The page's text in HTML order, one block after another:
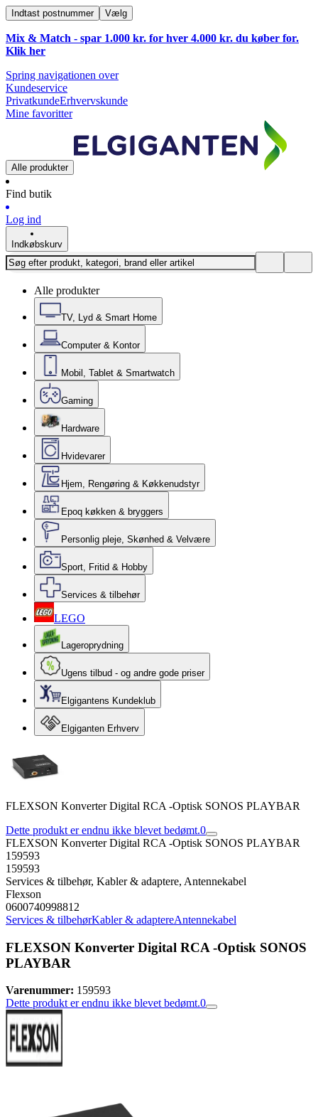
Indtast postnummer Vælg
Mix & Match - spar 1.000 kr. for hver 4.000 kr. du køber for.
Klik her
Spring navigationen over
Kundeservice
PrivatkundeErhvervskunde
Mine favoritter
Alle produkter
Find butik
Log ind
Indkøbskurv
Alle produkter
TV, Lyd & Smart Home
Computer & Kontor
Mobil, Tablet & Smartwatch
Gaming
Hardware
Hvidevarer
Hjem, Rengøring & Køkkenudstyr
Epoq køkken & bryggers
Personlig pleje, Skønhed & Velvære
Sport, Fritid & Hobby
Services & tilbehør
LEGO
Lageroprydning
Ugens tilbud - og andre gode priser
Elgigantens Kundeklub
Elgiganten Erhverv
FLEXSON Konverter Digital RCA -Optisk SONOS PLAYBAR
Dette produkt er endnu ikke blevet bedømt.0
FLEXSON Konverter Digital RCA -Optisk SONOS PLAYBAR
159593
159593
Services & tilbehør, Kabler & adaptere, Antennekabel
Flexson
0600740998812
Services & tilbehørKabler & adaptereAntennekabel
FLEXSON Konverter Digital RCA -Optisk SONOS
PLAYBAR
Varenummer: 159593
Dette produkt er endnu ikke blevet bedømt.0